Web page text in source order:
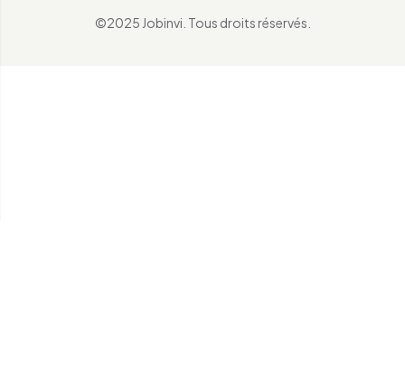
©2025 Jobinvi. Tous droits réservés.